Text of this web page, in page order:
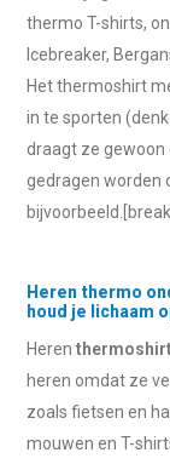
thermo T-shirts,
Icebreaker,
Het thermoshirt
in te sporten
draagt ze gewoon
gedragen worden
bijvoorbeeld.[break]
Heren thermo
houd je lichaam
Heren
heren omdat ze
zoals fietsen en
mouwen en T-